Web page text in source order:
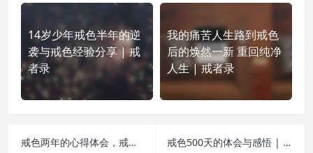
14岁少年戒色半年的逆
袭与戒色经验分享 | 戒
者录
我的痛苦人生路到戒色
后的焕然一新 重回纯净
人生 | 戒者录
戒色两年的心得体会，戒色才是乐，纵欲才是苦！ | 戒者录
戒色500天的体会与感悟 | 戒者录